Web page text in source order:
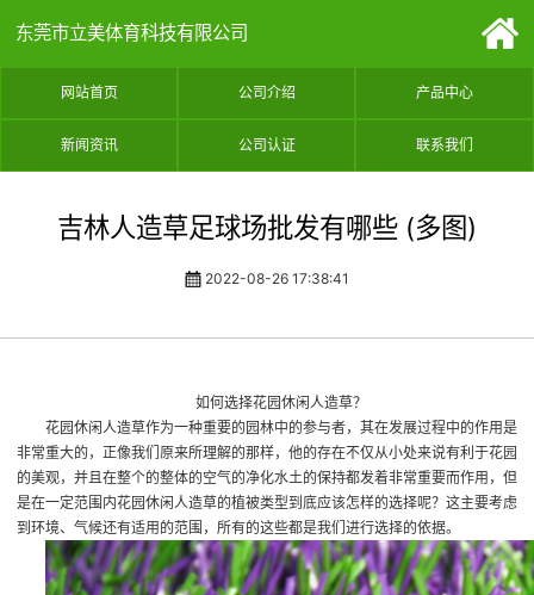
东莞市立美体育科技有限公司
网站首页 公司介绍 产品中心
新闻资讯 公司认证 联系我们
吉林人造草足球场批发有哪些 (多图)
2022-08-26 17:38:41
如何选择花园休闲人造草？
花园休闲人造草作为一种重要的园林中的参与者，其在发展过程中的作用是
非常重大的，正像我们原来所理解的那样，他的存在不仅从小处来说有利于花园
的美观，并且在整个的整体的空气的净化水土的保持都发着非常重要而作用，但
是在一定范围内花园休闲人造草的植被类型到底应该怎样的选择呢？这主要考虑
到环境、气候还有适用的范围，所有的这些都是我们进行选择的依据。